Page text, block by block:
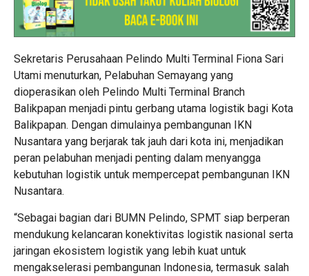
Sekretaris Perusahaan Pelindo Multi Terminal Fiona Sari
Utami menuturkan, Pelabuhan Semayang yang
dioperasikan oleh Pelindo Multi Terminal Branch
Balikpapan menjadi pintu gerbang utama logistik bagi Kota
Balikpapan. Dengan dimulainya pembangunan IKN
Nusantara yang berjarak tak jauh dari kota ini, menjadikan
peran pelabuhan menjadi penting dalam menyangga
kebutuhan logistik untuk mempercepat pembangunan IKN
Nusantara.
“Sebagai bagian dari BUMN Pelindo, SPMT siap berperan
mendukung kelancaran konektivitas logistik nasional serta
jaringan ekosistem logistik yang lebih kuat untuk
mengakselerasi pembangunan Indonesia, termasuk salah